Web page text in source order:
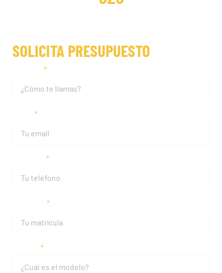
SOLICITA PRESUPUESTO